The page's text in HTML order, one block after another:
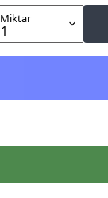
Miktar